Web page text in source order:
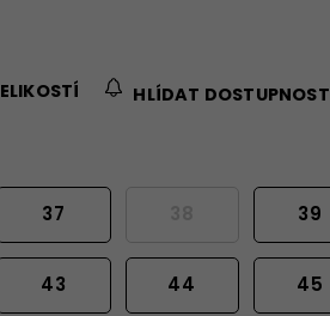
HLÍDAT DOSTUPNOST
37 39
43 44 45